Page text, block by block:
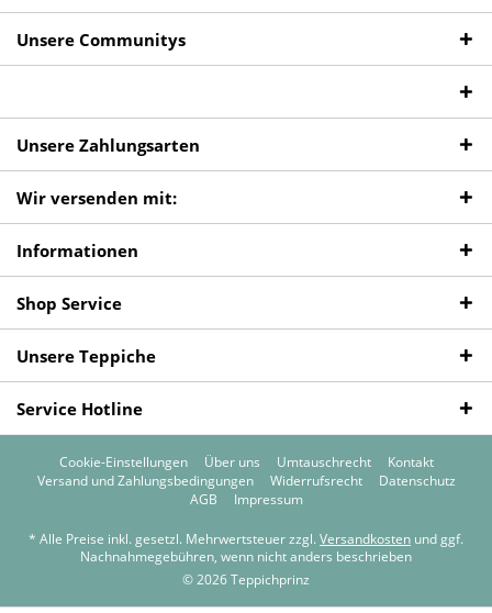
Unsere Communitys
Unsere Zahlungsarten
Wir versenden mit:
Informationen
Shop Service
Unsere Teppiche
Service Hotline
Cookie-Einstellungen Über uns Umtauschrecht
Kontakt
Versand und Zahlungsbedingungen
Widerrufsrecht
Datenschutz
AGB
Impressum
* Alle Preise inkl. gesetzl. Mehrwertsteuer zzgl. Versandkosten und ggf.
Nachnahmegebühren, wenn nicht anders beschrieben
© 2026 Teppichprinz